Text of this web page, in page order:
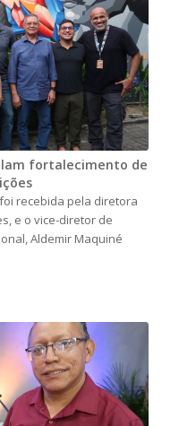
fortalecimento de
recebida pela diretora
e o vice-diretor de
Aldemir Maquiné